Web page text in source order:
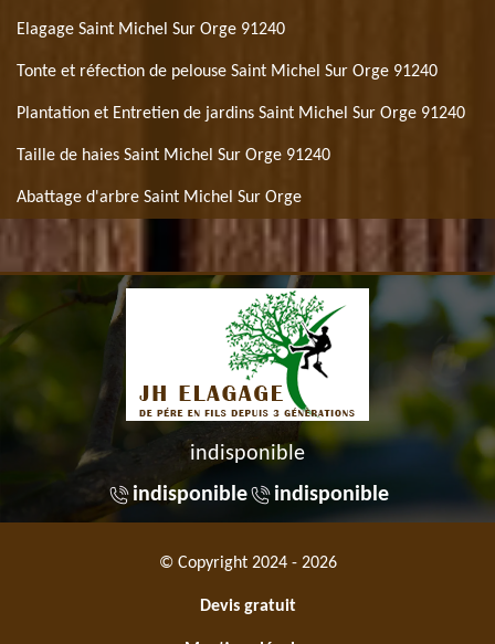
Elagage Saint Michel Sur Orge 91240
Tonte et réfection de pelouse Saint Michel Sur Orge 91240
Plantation et Entretien de jardins Saint Michel Sur Orge 91240
Taille de haies Saint Michel Sur Orge 91240
Abattage d'arbre Saint Michel Sur Orge
indisponible
indisponible
indisponible
© Copyright 2024 - 2026
Devis gratuit